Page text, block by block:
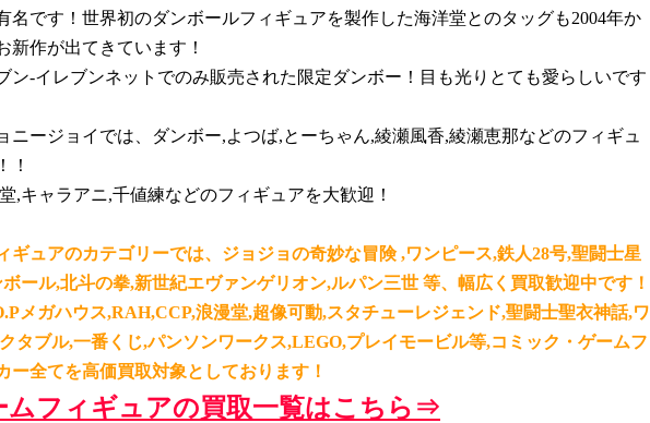
名です！世界初のダンボールフィギュアを製作した海洋堂とのタッグも2004年か
新作が出てきています！
ン-イレブンネットでのみ販売された限定ダンボー！目も光りとても愛らしいです
ニージョイでは、ダンボー,よつば,とーちゃん,綾瀬風香,綾瀬恵那などのフィギュ
！
,キャラアニ,千値練などのフィギュアを大歓迎！
ュアのカテゴリーでは、ジョジョの奇妙な冒険 ,ワンピース,鉄人28号,聖闘士星
ール,北斗の拳,新世紀エヴァンゲリオン,ルパン三世 等、幅広く買取歓迎中です！
メガハウス,RAH,CCP,浪漫堂,超像可動,スタチューレジェンド,聖闘士聖衣神話,ワ
タブル,一番くじ,パンソンワークス,LEGO,プレイモービル等,コミック・ゲームフ
ー全てを高価買取対象としております！
ムフィギュアの買取一覧はこちら⇒